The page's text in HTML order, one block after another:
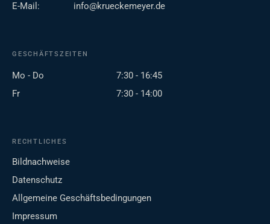
E-Mail:
info@krueckemeyer.de
GESCHÄFTSZEITEN
Mo - Do
7:30 - 16:45
Fr
7:30 - 14:00
RECHTLICHES
Bildnachweise
Datenschutz
Allgemeine Geschäftsbedingungen
Impressum